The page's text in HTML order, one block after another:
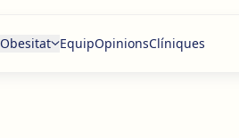
Obesitat EquipOpinionsClíniques